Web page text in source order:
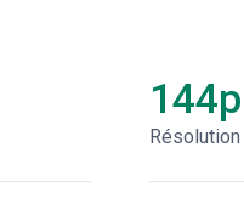
144p